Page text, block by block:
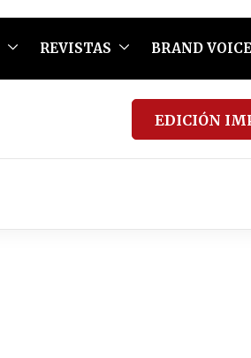
REVISTAS BRAND VOICE
EDICIÓN